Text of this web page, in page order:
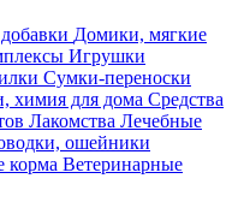
Домики, мягкие
Игрушки
Сумки-переноски
химия для дома Средства
Лакомства Лечебные
ошейники
корма Ветеринарные